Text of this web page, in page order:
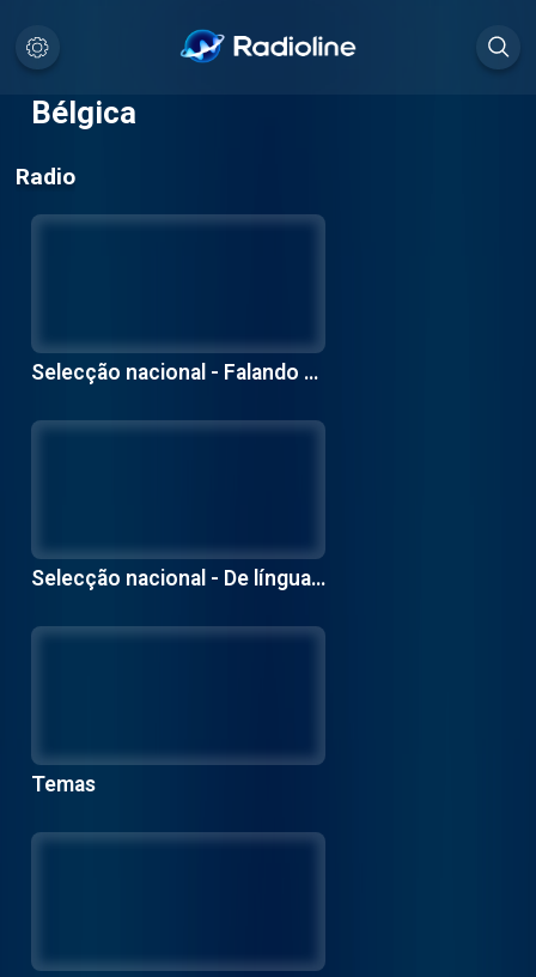
Bélgica
Radio
Selecção nacional - Falando fr
Selecção nacional - De língua
Temas